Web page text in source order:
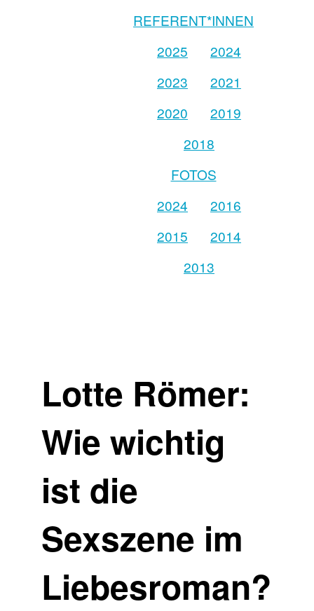
REFERENT*INNEN
2025
2024
2023
2021
2020
2019
2018
FOTOS
2024
2016
2015
2014
2013
Lotte Römer:
Wie wichtig
ist die
Sexszene im
Liebesroman?